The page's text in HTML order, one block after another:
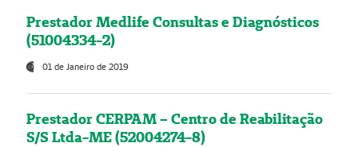
Prestador Medlife Consultas e Diagnósticos
(51004334-2)
01 de Janeiro de 2019
Prestador CERPAM – Centro de Reabilitação
S/S Ltda-ME (52004274-8)